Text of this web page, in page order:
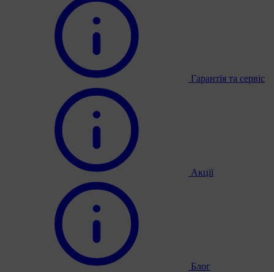
Гарантія та сервіс
Акції
Блог